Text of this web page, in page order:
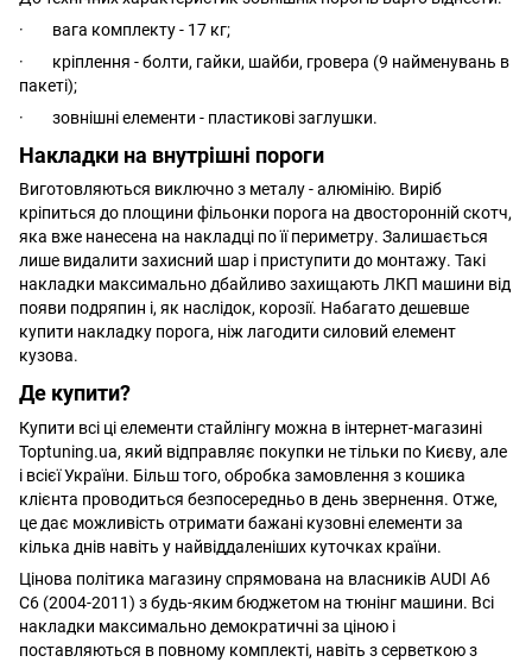
· вага комплекту - 17 кг;
· кріплення - болти, гайки, шайби, гровера (9 найменувань в
пакеті);
· зовнішні елементи - пластикові заглушки.
Накладки на внутрішні пороги
Виготовляються виключно з металу - алюмінію. Виріб
кріпиться до площини фільонки порога на двосторонній скотч,
яка вже нанесена на накладці по її периметру. Залишається
лише видалити захисний шар і приступити до монтажу. Такі
накладки максимально дбайливо захищають ЛКП машини від
появи подряпин і, як наслідок, корозії. Набагато дешевше
купити накладку порога, ніж лагодити силовий елемент
кузова.
Де купити?
Купити всі ці елементи стайлінгу можна в інтернет-магазині
Toptuning.ua, який відправляє покупки не тільки по Києву, але
і всієї України. Більш того, обробка замовлення з кошика
клієнта проводиться безпосередньо в день звернення. Отже,
це дає можливість отримати бажані кузовні елементи за
кілька днів навіть у найвіддаленіших куточках країни.
Цінова політика магазину спрямована на власників AUDI A6
C6 (2004-2011) з будь-яким бюджетом на тюнінг машини. Всі
накладки максимально демократичні за ціною і
поставляються в повному комплекті, навіть з серветкою з